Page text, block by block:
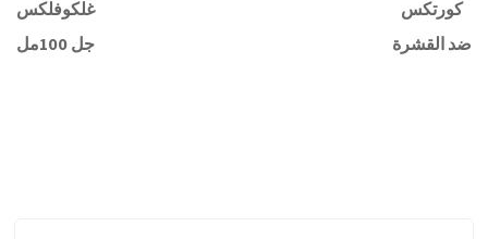
كورتكس
ضد القشرة
غلكوفلكس
جل 100مل